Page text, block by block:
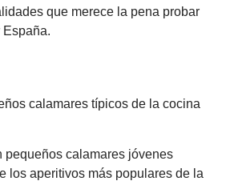
que merece la pena probar
pequeños calamares jóvenes
los aperitivos más populares de la